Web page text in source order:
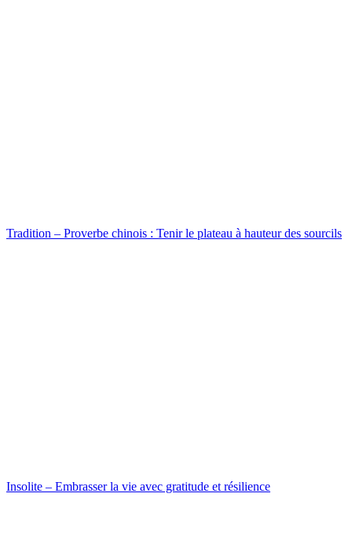
Tradition – Proverbe chinois : Tenir le plateau à hauteur des sourcils
Insolite – Embrasser la vie avec gratitude et résilience